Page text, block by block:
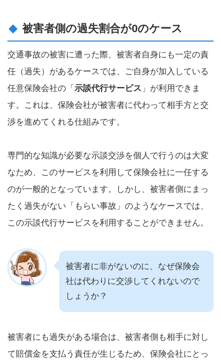
被害者側の過失割合が0のケース
交通事故の被害に遭った際、被害者自身にも一定の責
任（過失）があるケースでは、ご自身が加入している
任意保険会社の「 示談代行サービス 」が利用できま
す。これは、保険会社が被害者に代わって相手方と交
渉を進めてくれる仕組みです。
専門的な知識が必要な示談交渉を個人で行うのは大変
なため、このサービスを利用して保険会社に一任する
のが一般的となっています。しかし、被害者側にまっ
たく過失がない「もらい事故」のようなケースでは、
この示談代行サービスを利用することができません。
被害者に非がないのに、なぜ保険会
社は代わりに交渉してくれないので
しょうか？
被害者にも過失がある場合は、被害者側も相手に対し
て賠償金を支払う責任が生じるため、保険会社にとっ